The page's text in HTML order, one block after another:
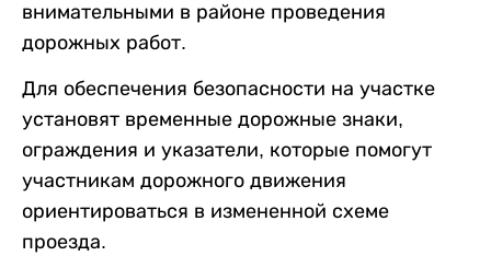
внимательными в районе проведения
дорожных работ.
Для обеспечения безопасности на участке
установят временные дорожные знаки,
ограждения и указатели, которые помогут
участникам дорожного движения
ориентироваться в измененной схеме
проезда.